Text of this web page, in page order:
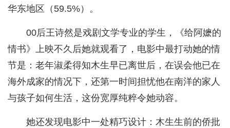
华东地区（59.5%）。
00后王诗然是戏剧文学专业的学生，《给阿嬷的
情书》上映不久后她就观看了，电影中最打动她的情
节是：老年淑柔得知木生早已离世后，在误会他已在
海外成家的情况下，还第一时间担忧他在南洋的家人
与孩子如何生活，这份宽厚纯粹令她动容。
她还发现电影中一处精巧设计：木生生前的侨批